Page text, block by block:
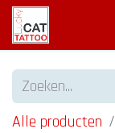
Alle producten